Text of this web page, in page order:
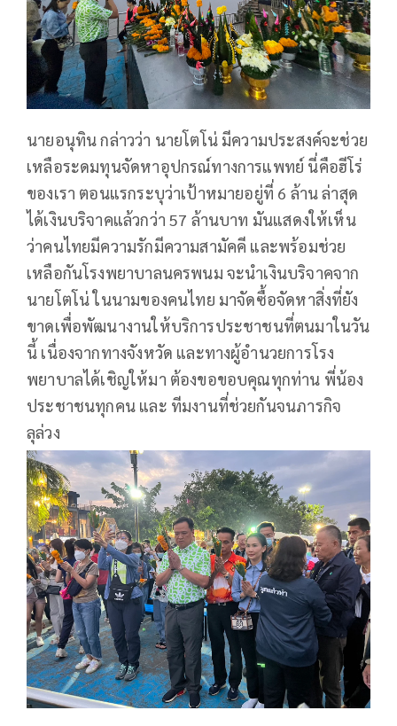
นายอนุทิน กล่าวว่า นายโตโน่ มีความประสงค์จะช่วย
เหลือระดมทุนจัดหาอุปกรณ์ทางการแพทย์ นี่คือฮีโร่
ของเรา ตอนแรกระบุว่าเป้าหมายอยู่ที่ 6 ล้าน ล่าสุด
ได้เงินบริจาคแล้วกว่า 57 ล้านบาท มันแสดงให้เห็น
ว่าคนไทยมีความรักมีความสามัคคี และพร้อมช่วย
เหลือกันโรงพยาบาลนครพนม จะนำเงินบริจาคจาก
นายโตโน่ ในนามของคนไทย มาจัดซื้อจัดหาสิ่งที่ยัง
ขาดเพื่อพัฒนางานให้บริการประชาชนที่ตนมาในวัน
นี้ เนื่องจากทางจังหวัด และทางผู้อำนวยการโรง
พยาบาลได้เชิญให้มา ต้องขอขอบคุณทุกท่าน พี่น้อง
ประชาชนทุกคน และ ทีมงานที่ช่วยกันจนภารกิจ
ลุล่วง